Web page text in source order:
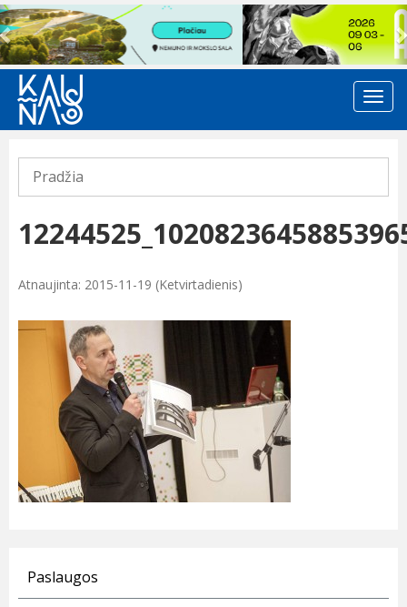
Previous
Pradžia
Atnaujinta: 2015-11-19 (Ketvirtadienis)
Paslaugos